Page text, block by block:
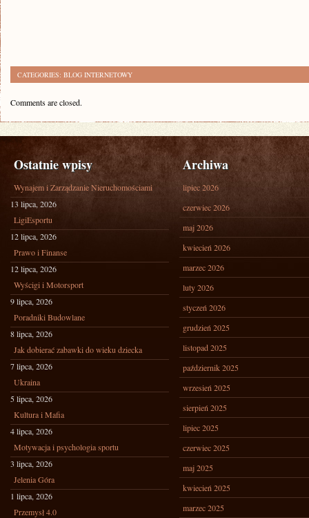
CATEGORIES: BLOG INTERNETOWY
Comments are closed.
Ostatnie wpisy
Wynajem i Zarządzanie Nieruchomościami
13 lipca, 2026
LigiEsportu
12 lipca, 2026
Prawo i Finanse
12 lipca, 2026
Wyścigi i Motorsport
9 lipca, 2026
Poradniki Budowlane
8 lipca, 2026
Jak dobierać zabawki do wieku dziecka
7 lipca, 2026
Ukraina
5 lipca, 2026
Kultura i Mafia
4 lipca, 2026
Motywacja i psychologia sportu
3 lipca, 2026
Jelenia Góra
1 lipca, 2026
Przemysł 4.0
Archiwa
lipiec 2026
czerwiec 2026
maj 2026
kwiecień 2026
marzec 2026
luty 2026
styczeń 2026
grudzień 2025
listopad 2025
październik 2025
wrzesień 2025
sierpień 2025
lipiec 2025
czerwiec 2025
maj 2025
kwiecień 2025
marzec 2025